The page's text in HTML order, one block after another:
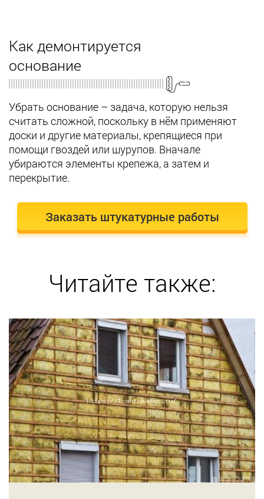
Как демонтируется
основание
Убрать основание – задача, которую нельзя
считать сложной, поскольку в нём применяют
доски и другие материалы, крепящиеся при
помощи гвоздей или шурупов. Вначале
убираются элементы крепежа, а затем и
перекрытие.
Заказать штукатурные работы
Читайте также: